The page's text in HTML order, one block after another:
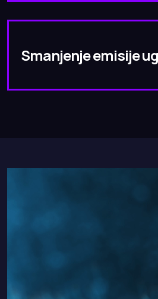
Smanjenje emisije